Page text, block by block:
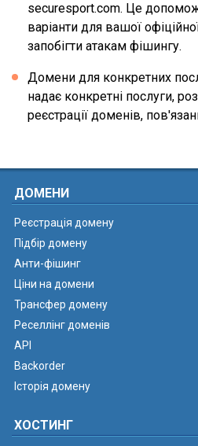
securesport.com. Це
варіанти для вашої
запобігти атакам фішингу.
Домени для конкретних
надає конкретні послуги,
реєстрації доменів,
ДОМЕНИ
Реєстрація домену
Підбір домену
Анти-фішинг
Ціни на домени
Трансфер домену
Реселлінг доменів
API
Backorder
Історія домену
ХОСТИНГ